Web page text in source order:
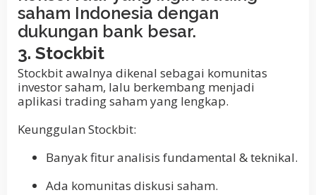
saham Indonesia dengan
dukungan bank besar.
3. Stockbit
Stockbit awalnya dikenal sebagai komunitas
investor saham, lalu berkembang menjadi
aplikasi trading saham yang lengkap.
Keunggulan Stockbit:
Banyak fitur analisis fundamental & teknikal.
Ada komunitas diskusi saham.